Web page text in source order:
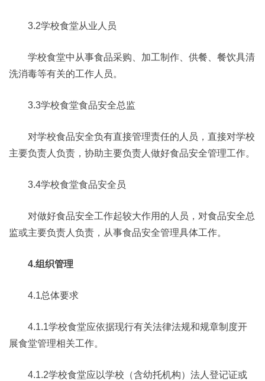
3.2学校食堂从业人员
学校食堂中从事食品采购、加工制作、供餐、餐饮具清
洗消毒等有关的工作人员。
3.3学校食堂食品安全总监
对学校食品安全负有直接管理责任的人员，直接对学校
主要负责人负责，协助主要负责人做好食品安全管理工作。
3.4学校食堂食品安全员
对做好食品安全工作起较大作用的人员，对食品安全总
监或主要负责人负责，从事食品安全管理具体工作。
4.组织管理
4.1总体要求
4.1.1学校食堂应依据现行有关法律法规和规章制度开
展食堂管理相关工作。
4.1.2学校食堂应以学校（含幼托机构）法人登记证或